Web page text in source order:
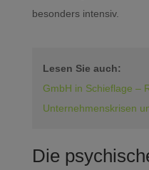
besonders intensiv.
Lesen Sie auch:
GmbH in Schieflage –
Unternehmenskrisen
Die